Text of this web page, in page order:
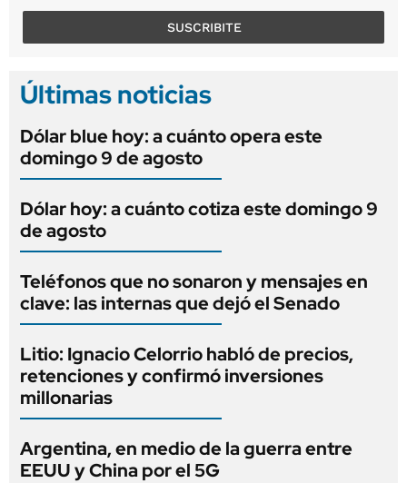
SUSCRIBITE
Últimas noticias
Dólar blue hoy: a cuánto opera este
domingo 9 de agosto
Dólar hoy: a cuánto cotiza este domingo 9
de agosto
Teléfonos que no sonaron y mensajes en
clave: las internas que dejó el Senado
Litio: Ignacio Celorrio habló de precios,
retenciones y confirmó inversiones
millonarias
Argentina, en medio de la guerra entre
EEUU y China por el 5G